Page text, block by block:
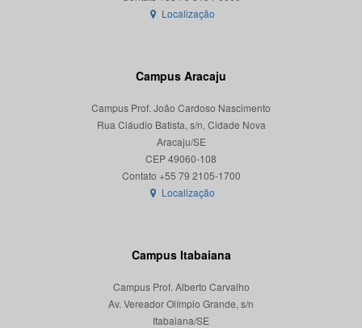
Localização
Campus Aracaju
Campus Prof. João Cardoso Nascimento
Rua Cláudio Batista, s/n, Cidade Nova
Aracaju/SE
CEP 49060-108
Localização
Campus Itabaiana
Campus Prof. Alberto Carvalho
Av. Vereador Olímpio Grande, s/n
Itabaiana/SE